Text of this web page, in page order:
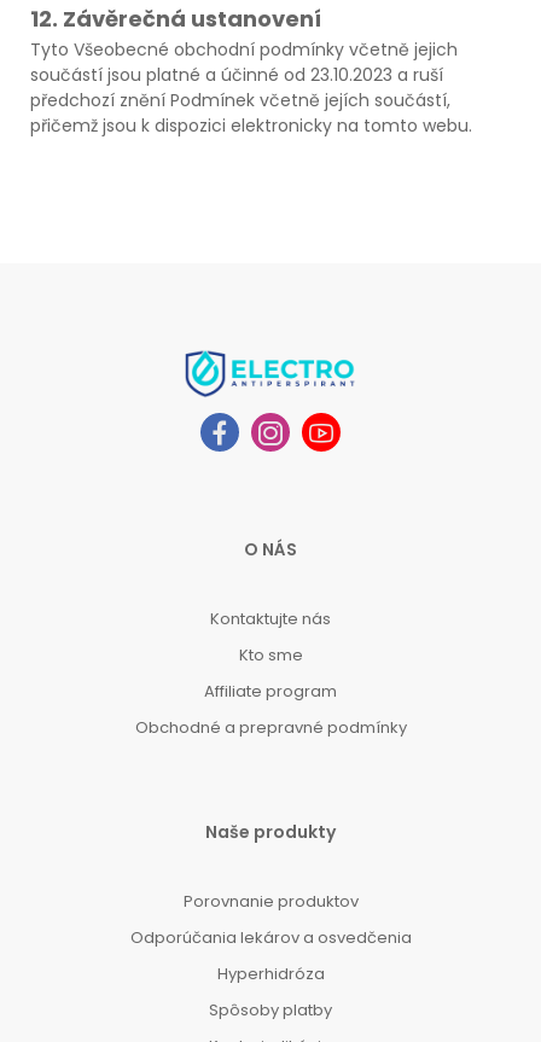
12. Závěrečná ustanovení
Tyto Všeobecné obchodní podmínky včetně jejich
součástí jsou platné a účinné od 23.10.2023 a ruší
předchozí znění Podmínek včetně jejích součástí,
přičemž jsou k dispozici elektronicky na tomto webu.
O NÁS
Kontaktujte nás
Kto sme
Affiliate program
Obchodné a prepravné podmínky
Naše produkty
Porovnanie produktov
Odporúčania lekárov a osvedčenia
Hyperhidróza
Spôsoby platby